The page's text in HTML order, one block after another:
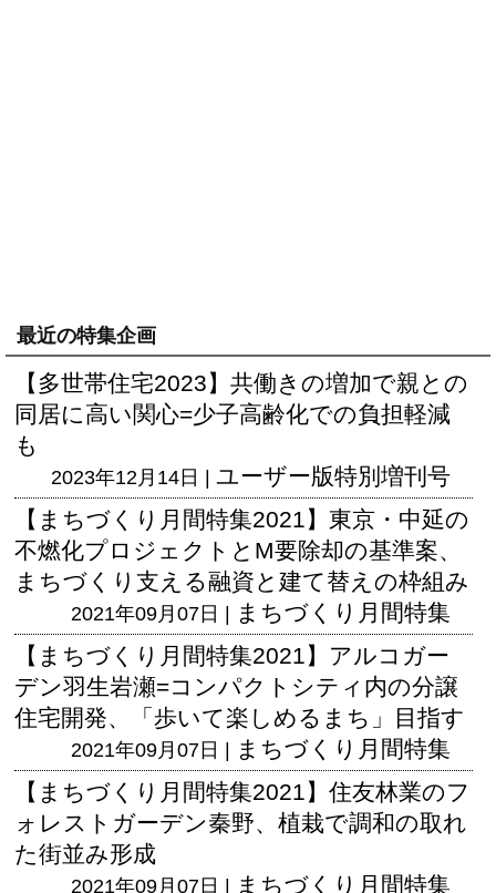
最近の特集企画
【多世帯住宅2023】共働きの増加で親との
同居に高い関心=少子高齢化での負担軽減
も
2023年12月14日 | ユーザー版特別増刊号
【まちづくり月間特集2021】東京・中延の
不燃化プロジェクトとM要除却の基準案、
まちづくり支える融資と建て替えの枠組み
2021年09月07日 |
まちづくり月間特集
【まちづくり月間特集2021】アルコガー
デン羽生岩瀬=コンパクトシティ内の分譲
住宅開発、「歩いて楽しめるまち」目指す
2021年09月07日 |
まちづくり月間特集
【まちづくり月間特集2021】住友林業のフ
ォレストガーデン秦野、植栽で調和の取れ
た街並み形成
2021年09月07日 | まちづくり月間特集